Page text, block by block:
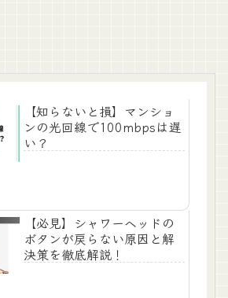
【知らないと損】マンショ
ンの光回線で100mbpsは遅
い？
【必見】シャワーヘッドの
ボタンが戻らない原因と解
決策を徹底解説！